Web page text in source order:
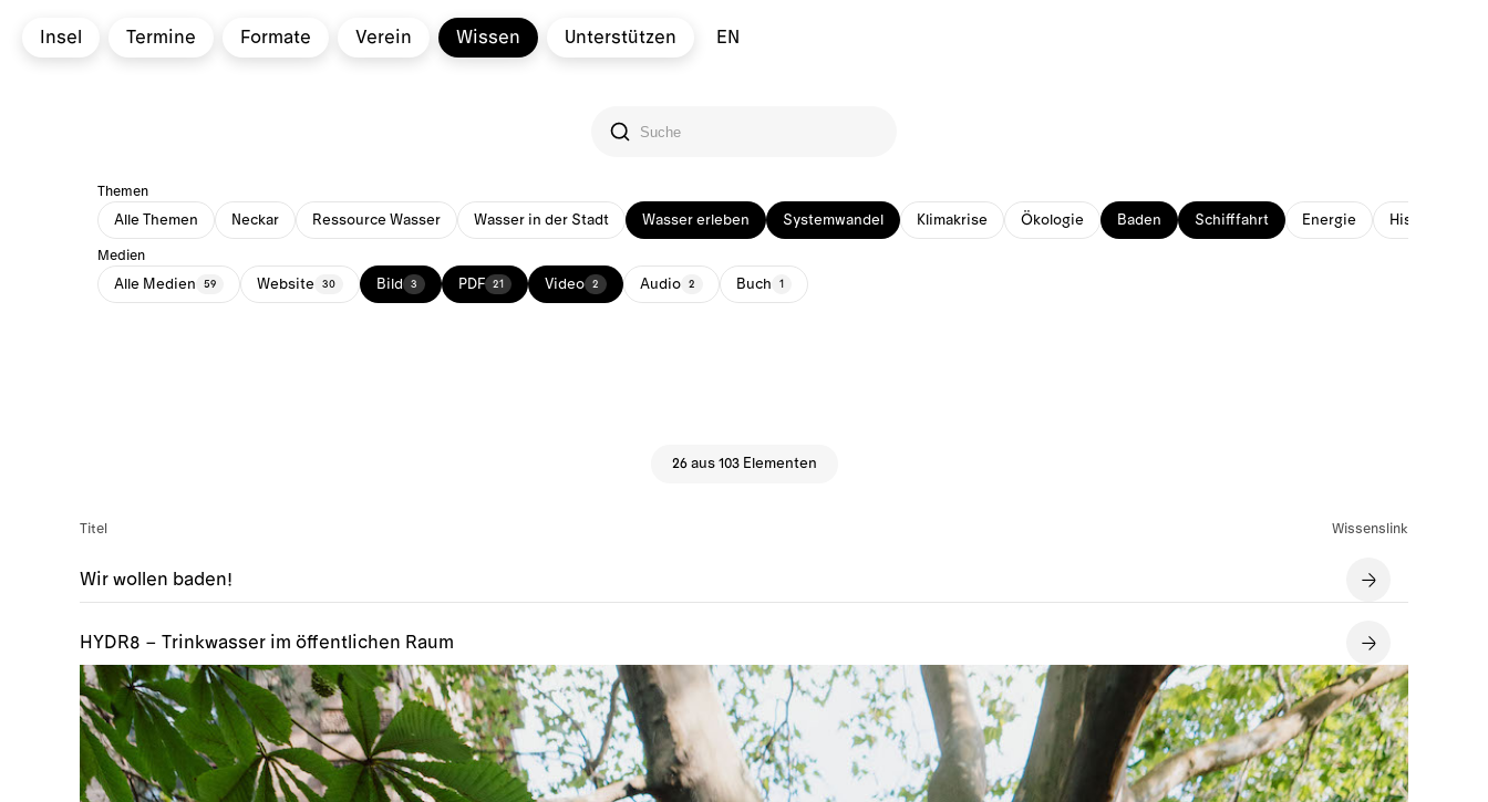
Insel Termine Formate Verein Wissen Unterstützen EN
Themen
Alle Themen Neckar Ressource Wasser Wasser in der Stadt Wasser erleben Systemwandel Klimakrise Ökologie Baden Schifffahrt Energie Historisches
Medien
Alle Medien 59 Website 30 Bild 3 PDF 21 Video 2 Audio 2 Buch 1
26 aus 103 Elementen
Titel Wissenslink
Wir wollen baden!
HYDR8 – Trinkwasser im öffentlichen Raum